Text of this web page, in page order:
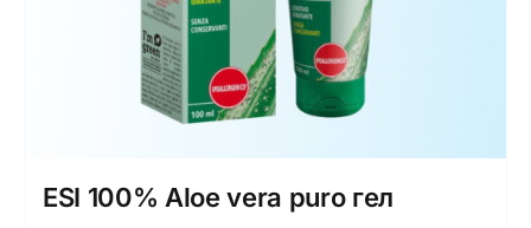
ESI 100% Aloe vera puro гел